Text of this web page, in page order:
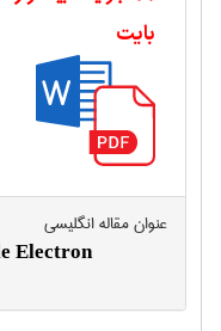
بایت
عنوان مقاله انگليسی
Electron